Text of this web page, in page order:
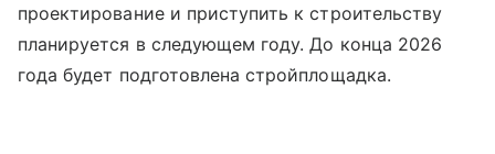
проектирование и приступить к строительству
планируется в следующем году. До конца 2026
года будет подготовлена стройплощадка.